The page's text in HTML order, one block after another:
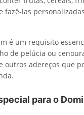
fazê-las
é um requisito
de pelúcia ou
outros adereços que
para o